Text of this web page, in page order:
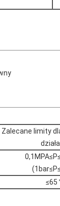
Zalecane limity
≤65